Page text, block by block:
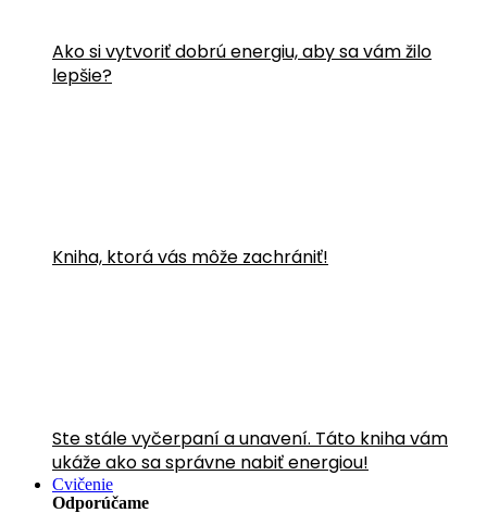
Ako si vytvoriť dobrú energiu, aby sa vám žilo
lepšie?
Kniha, ktorá vás môže zachrániť!
Ste stále vyčerpaní a unavení. Táto kniha vám
ukáže ako sa správne nabiť energiou!
Cvičenie
Odporúčame